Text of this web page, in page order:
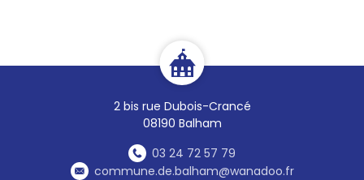
2 bis rue Dubois-Crancé
08190 Balham
03 24 72 57 79
commune.de.balham@wanadoo.fr